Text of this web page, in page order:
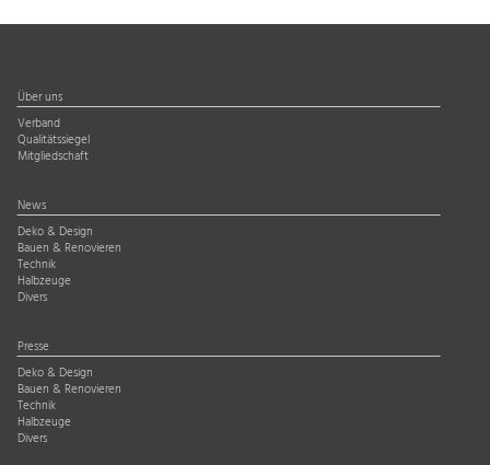
Über uns
Verband
Qualitätssiegel
Mitgliedschaft
News
Deko & Design
Bauen & Renovieren
Technik
Halbzeuge
Divers
Presse
Deko & Design
Bauen & Renovieren
Technik
Halbzeuge
Divers